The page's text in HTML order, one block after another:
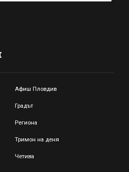
Афиш Пловдив
Градът
Региона
Тримон на деня
Четива